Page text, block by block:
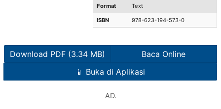
Format Text
ISBN 978-623-194-573-0
Download PDF (3.34 MB)
Baca Online
📱 Buka di Aplikasi
AD.